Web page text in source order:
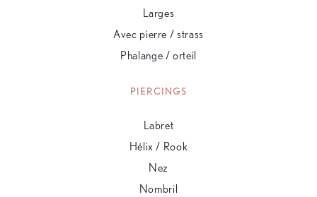
Larges
Avec pierre / strass
Phalange / orteil
PIERCINGS
Labret
Hélix / Rook
Nez
Nombril